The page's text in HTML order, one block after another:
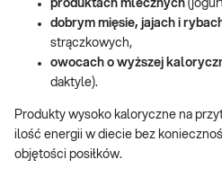
produktach mlecznych
dobrym mięsie, jajach i
strączkowych,
owocach o wyższej
daktyle).
Produkty wysoko kaloryczne na
ilość energii w diecie bez
objętości posiłków.